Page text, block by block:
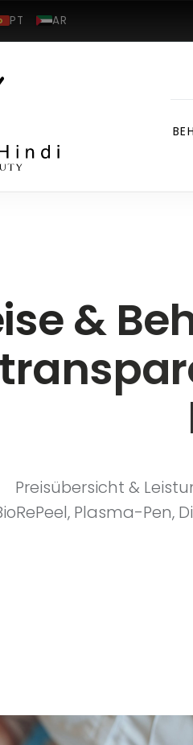
PT AR
&
Preisübersicht &
Plasma-Pen,